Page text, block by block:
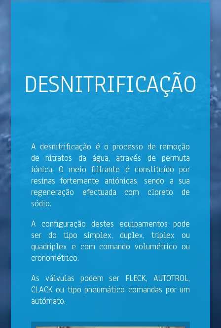
DESNITRIFICAÇÃO
A desnitrificação é o processo de remoção
de nitratos da água, através de permuta
iónica. O meio filtrante é constituído por
resinas fortemente aniónicas, sendo a sua
regeneração efectuada com cloreto de
sódio.
A configuração destes equipamentos pode
ser do tipo simplex, duplex, triplex ou
quadriplex e com comando volumétrico ou
cronométrico.
As válvulas podem ser FLECK, AUTOTROL,
CLACK ou tipo pneumático comandas por um
autómato.